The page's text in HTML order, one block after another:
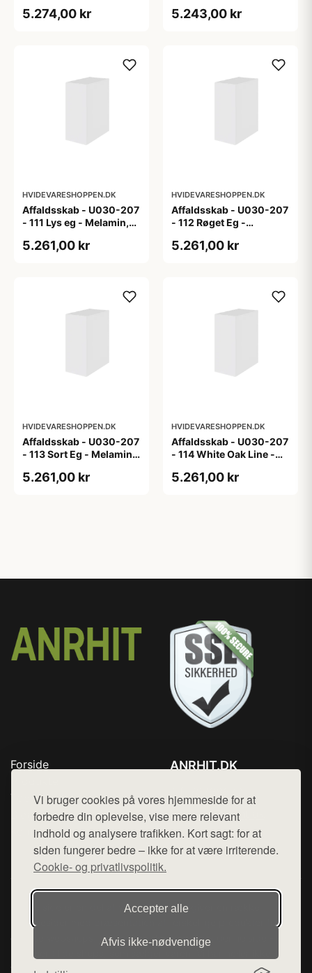
Vi bruger cookies på vores hjemmeside for at
forbedre din oplevelse, vise mere relevant
indhold og analysere trafikken. Kort sagt: for at
siden fungerer bedre – ikke for at være irriterende.
Cookie- og privatlivspolitik.
Accepter alle
Afvis ikke‑nødvendige
5.274,00 kr 5.243,00 kr
HVIDEVARESHOPPEN.DK
Affaldsskab - U030-207
- 111 Lys eg - Melamin,
5.261,00 kr
HVIDEVARESHOPPEN.DK
Affaldsskab - U030-207
- 112 Røget Eg -
5.261,00 kr
HVIDEVARESHOPPEN.DK
Affaldsskab - U030-207
- 113 Sort Eg - Melamin,
5.261,00 kr
HVIDEVARESHOPPEN.DK
Affaldsskab - U030-207
- 114 White Oak Line -
5.261,00 kr
Forside
Top Rabatter
Blog
Kontakt
ANRHIT.DK
Mail: hej@want.dk
Cookie- og privatlivspolitik
Denne side er en del af want.dk, der udgiver en række
hjemmesider med præsentation af forskellige produkter fra
diverse webshops. Der sælges ikke varer fra denne side - vi
henviser til de shops, som sælger varen. Vi har heller ikke
varerne på lager.